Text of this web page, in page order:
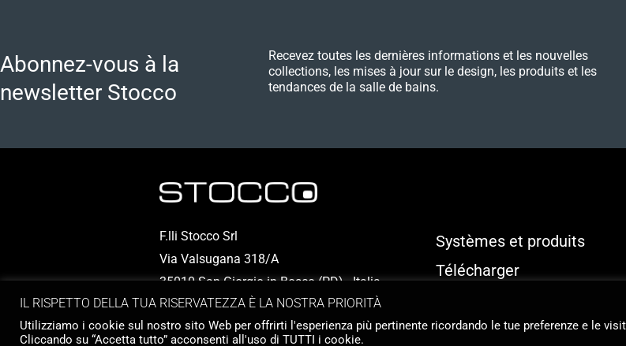
Abonnez-vous à la
newsletter Stocco
Recevez toutes les dernières informations et les nouvelles
collections, les mises à jour sur le design, les produits et les
tendances de la salle de bains.
F.lli Stocco Srl
Via Valsugana 318/A
35010 San Giorgio in Bosco (PD) - Italia
P.IVA 00324950286
Systèmes et produits
Télécharger
Contact
IL RISPETTO DELLA TUA RISERVATEZZA È LA NOSTRA PRIORITÀ
Utilizziamo i cookie sul nostro sito Web per offrirti l'esperienza più pertinente ricordando le tue preferenze e le
Cliccando su “Accetta tutto” acconsenti all'uso di TUTTI i cookie.